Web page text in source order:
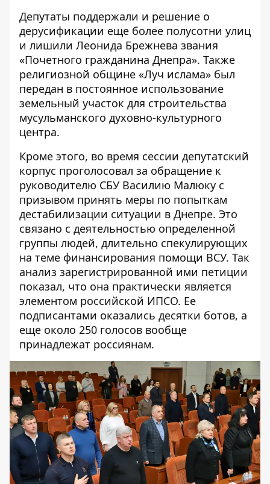
Депутаты поддержали и решение о
дерусификации еще более полусотни улиц
и лишили Леонида Брежнева звания
«Почетного гражданина Днепра». Также
религиозной общине «Луч ислама» был
передан в постоянное использование
земельный участок для строительства
мусульманского духовно-культурного
центра.
Кроме этого, во время сессии депутатский
корпус проголосовал за обращение к
руководителю СБУ Василию Малюку с
призывом принять меры по попыткам
дестабилизации ситуации в Днепре. Это
связано с деятельностью определенной
группы людей, длительно спекулирующих
на теме финансирования помощи ВСУ. Так
анализ зарегистрированной ими петиции
показал, что она практически является
элементом российской ИПСО. Ее
подписантами оказались десятки ботов, а
еще около 250 голосов вообще
принадлежат россиянам.